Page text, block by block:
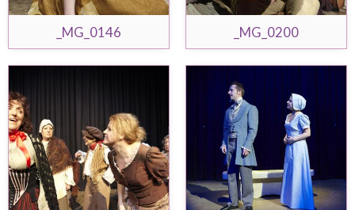
_MG_0146 _MG_0200